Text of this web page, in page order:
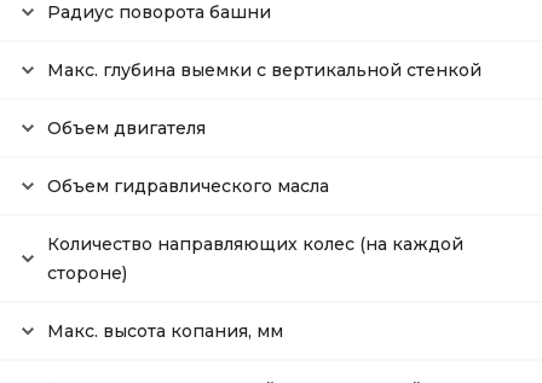
Радиус поворота башни
Макс. глубина выемки с вертикальной стенкой
Объем двигателя
Объем гидравлического масла
Количество направляющих колес (на каждой
стороне)
Макс. высота копания, мм